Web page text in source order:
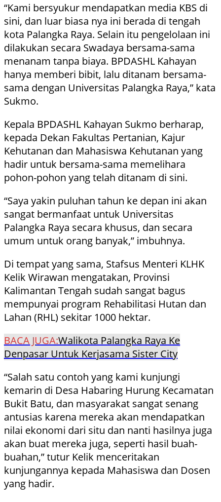
“Kami bersyukur mendapatkan media KBS di
sini, dan luar biasa nya ini berada di tengah
kota Palangka Raya. Selain itu pengelolaan ini
dilakukan secara Swadaya bersama-sama
menanam tanpa biaya. BPDASHL Kahayan
hanya memberi bibit, lalu ditanam bersama-
sama dengan Universitas Palangka Raya,” kata
Sukmo.
Kepala BPDASHL Kahayan Sukmo berharap,
kepada Dekan Fakultas Pertanian, Kajur
Kehutanan dan Mahasiswa Kehutanan yang
hadir untuk bersama-sama memelihara
pohon-pohon yang telah ditanam di sini.
“Saya yakin puluhan tahun ke depan ini akan
sangat bermanfaat untuk Universitas
Palangka Raya secara khusus, dan secara
umum untuk orang banyak,” imbuhnya.
Di tempat yang sama, Stafsus Menteri KLHK
Kelik Wirawan mengatakan, Provinsi
Kalimantan Tengah sudah sangat bagus
mempunyai program Rehabilitasi Hutan dan
Lahan (RHL) sekitar 1000 hektar.
BACA JUGA:Walikota Palangka Raya Ke
Denpasar Untuk Kerjasama Sister City
“Salah satu contoh yang kami kunjungi
kemarin di Desa Habaring Hurung Kecamatan
Bukit Batu, dan masyarakat sangat senang
antusias karena mereka akan mendapatkan
nilai ekonomi dari situ dan nanti hasilnya juga
akan buat mereka juga, seperti hasil buah-
buahan,” tutur Kelik menceritakan
kunjungannya kepada Mahasiswa dan Dosen
yang hadir.